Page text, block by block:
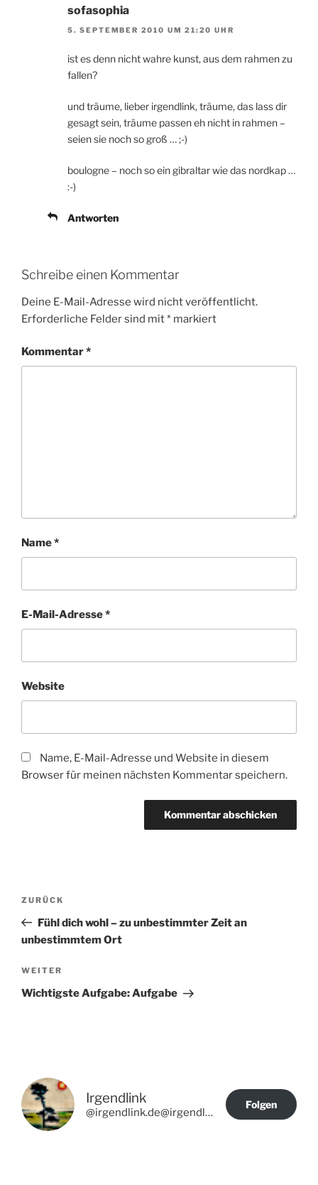
sofasophia
5. SEPTEMBER 2010 UM 21:20 UHR
ist es denn nicht wahre kunst, aus dem rahmen zu
fallen?
und träume, lieber irgendlink, träume, das lass dir
gesagt sein, träume passen eh nicht in rahmen –
seien sie noch so groß … ;-)
boulogne – noch so ein gibraltar wie das nordkap …
:-)
Antworten
Schreibe einen Kommentar
Deine E-Mail-Adresse wird nicht veröffentlicht.
Erforderliche Felder sind mit* markiert
Kommentar*
Name*
E-Mail-Adresse*
Website
Name, E-Mail-Adresse und Website in diesem
Browser für meinen nächsten Kommentar speichern.
Beitragsnavigation
Vorheriger
Beitrag
ZURÜCK
Fühl dich wohl – zu unbestimmter Zeit an
unbestimmtem Ort
Nächster
Beitrag
WEITER
Wichtigste Aufgabe: Aufgabe
Irgendlink
@irgendlink.de@irgendlink.de
Folgen